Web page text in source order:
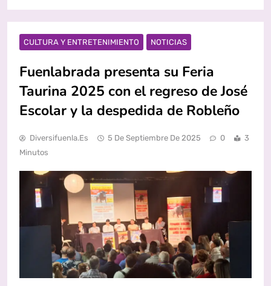
CULTURA Y ENTRETENIMIENTO NOTICIAS
Fuenlabrada presenta su Feria
Taurina 2025 con el regreso de José
Escolar y la despedida de Robleño
Diversifuenla.es 5 De Septiembre De 2025 0
3
Minutos